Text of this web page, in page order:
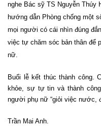
nghe Bác sỹ TS Nguyễn Thúy
hướng dẫn Phòng chống một
mọi người có cái nhìn đúng
việc tự chăm sóc bản thân để
nữ.
Buổi lễ kết thúc thành công.
khỏe, sự tự tin và thành
người phụ nữ “giỏi việc nước,
Trần Mai Anh.